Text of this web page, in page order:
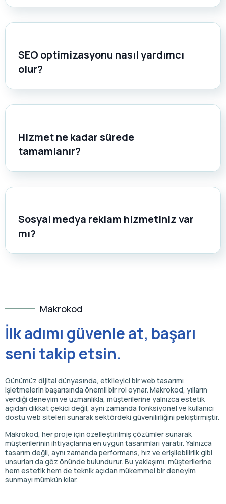
SEO optimizasyonu nasıl yardımcı
olur?
Hizmet ne kadar sürede
tamamlanır?
Sosyal medya reklam hizmetiniz var
mı?
Makrokod
İlk adımı güvenle at, başarı
seni takip etsin.
Günümüz dijital dünyasında, etkileyici bir web tasarımı
işletmelerin başarısında önemli bir rol oynar. Makrokod, yılların
verdiği deneyim ve uzmanlıkla, müşterilerine yalnızca estetik
açıdan dikkat çekici değil, aynı zamanda fonksiyonel ve kullanıcı
dostu web siteleri sunarak sektördeki güvenilirliğini pekiştirmiştir.
Makrokod, her proje için özelleştirilmiş çözümler sunarak
müşterilerinin ihtiyaçlarına en uygun tasarımları yaratır. Yalnızca
tasarım değil, aynı zamanda performans, hız ve erişilebilirlik gibi
unsurları da göz önünde bulundurur. Bu yaklaşımı, müşterilerine
hem estetik hem de teknik açıdan mükemmel bir deneyim
sunmayı mümkün kılar.